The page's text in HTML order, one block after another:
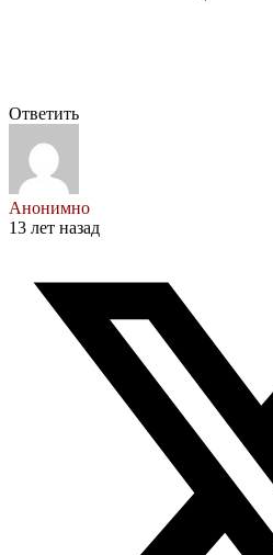
Ответить
Анонимно
13 лет назад